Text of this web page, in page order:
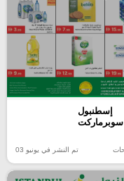
إسطنبول
سوبرماركت
تم النشر في يونيو 03